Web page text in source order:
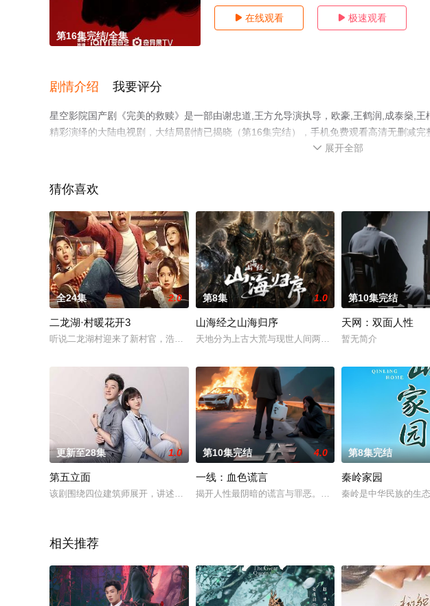
第16集完结/全集
 在线观看  极速观看
剧情介绍 我要评分
星空影院国产剧《完美的救赎》是一部由谢忠道,王方允导演执导，欧豪,王鹤润,成泰燊,
精彩演绎的大陆电视剧，大结局剧情已揭晓（第16集完结），手机免费观看高清无删减
 展开全部
猜你喜欢
全24集 2.0
二龙湖·村暖花开3
听说二龙湖村迎来了新村官，浩哥事业遭遇史诗级滑铁卢，情感又遇新危机！全新爆笑故事即将解
第8集 1.0
山海经之山海归序
天地分为上古大荒与现世人间两界，由太极壁垒相隔，域
第10集完结
天网：双面人性
暂无简介
更新至28集 1.0
第五立面
该剧围绕四位建筑师展开，讲述了他们在中意合作项目中面对专业挑战与境外竞争，通过创新实
第10集完结 4.0
一线：血色谎言
揭开人性最阴暗的谎言与罪恶。本专辑聚焦十起离奇罪案
第8集完结
秦岭家园
秦岭是中华民族的生
相关推荐